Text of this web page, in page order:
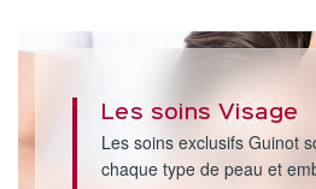
Les soins Visage
Les soins exclusifs Guinot
chaque type de peau et